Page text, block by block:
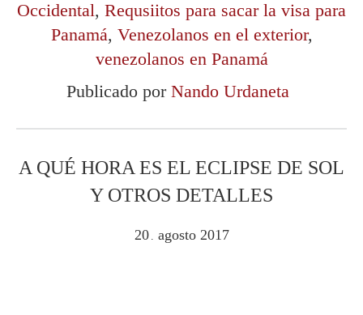
Occidental, Requsiitos para sacar la visa para
Panamá, Venezolanos en el exterior,
venezolanos en Panamá
Publicado por Nando Urdaneta
A QUÉ HORA ES EL ECLIPSE DE SOL
Y OTROS DETALLES
20 agosto 2017